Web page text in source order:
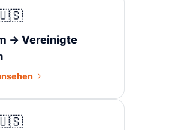
→ Vereinigte